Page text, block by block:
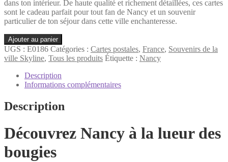
dans ton intérieur. De haute qualité et richement détaillées, ces cartes
sont le cadeau parfait pour tout fan de Nancy et un souvenir
particulier de ton séjour dans cette ville enchanteresse.
quantité
de
Nancy
d'ombres
carte
de
Ajouter au panier
UGS : E0186 Catégories : Cartes postales, France, Souvenirs de la
ville Skyline, Tous les produits Étiquette : Nancy
Description
Informations complémentaires
Description
Découvrez Nancy à la lueur des
bougies